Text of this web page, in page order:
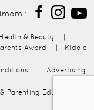
:
Health & Beauty
|
Award | Kiddie
| Advertising
Parenting Education